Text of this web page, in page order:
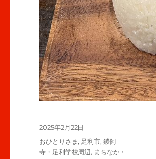
投
稿
日:
2025年2月22日
カ
テ
おひとりさま, 足利市,鑁阿
寺・足利学校周辺, まちなか・